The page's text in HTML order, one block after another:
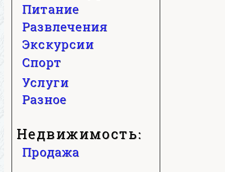
Питание
Развлечения
Экскурсии
Спорт
Услуги
Разное
Недвижимость:
Продажа